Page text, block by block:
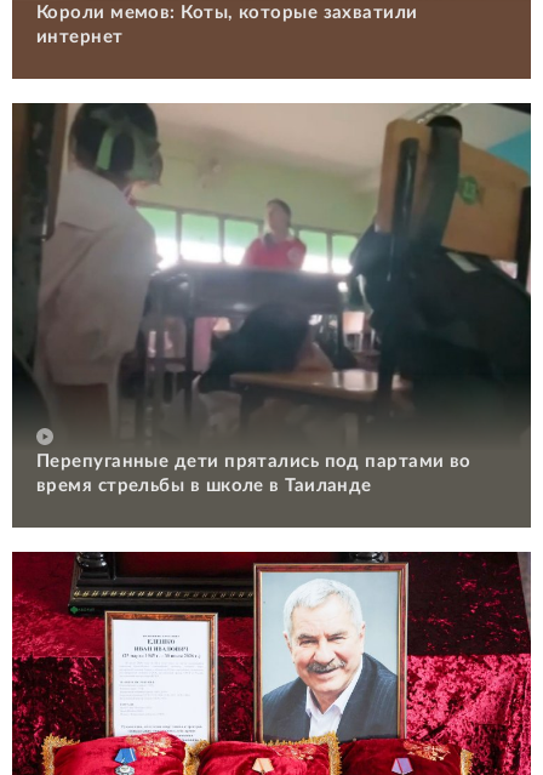
Короли мемов: Коты, которые захватили
интернет
Перепуганные дети прятались под партами во
время стрельбы в школе в Таиланде